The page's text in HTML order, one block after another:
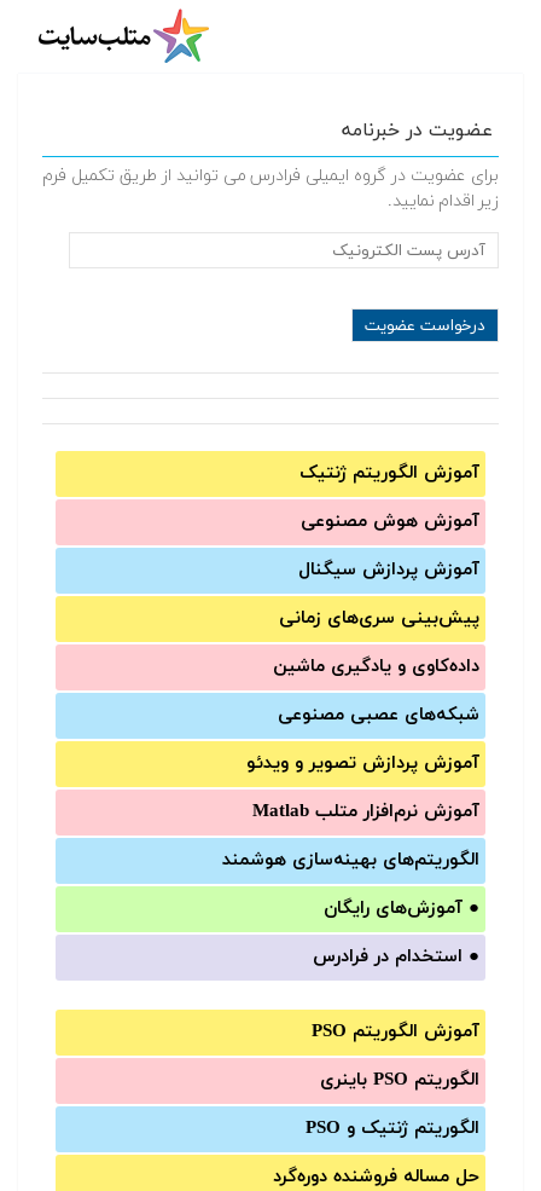
عضویت در خبرنامه
برای عضویت در گروه ایمیلی فرادرس می توانید از طریق تکمیل فرم
زیر اقدام نمایید.
آموزش الگوریتم ژنتیک
آموزش‌ هوش مصنوعی
آموزش‌ پردازش سیگنال
پیش‌‌بینی سری‌‌های زمانی
داده‌کاوی و یادگیری ماشین
شبکه‌های عصبی مصنوعی
آموزش‌ پردازش تصویر و ویدئو
آموزش‌ نرم‌افزار متلب Matlab
الگوریتم‌های بهینه‌سازی هوشمند
● آموزش‌های رایگان
● استخدام در فرادرس
آموزش الگوریتم PSO
الگوریتم PSO باینری
الگوریتم ژنتیک و PSO
حل مساله فروشنده دوره‌گرد